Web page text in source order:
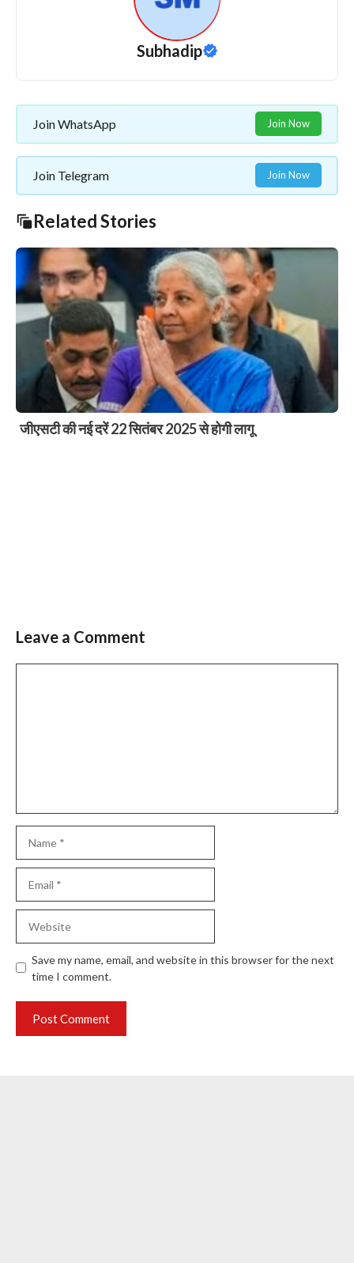
Subhadip
Join WhatsApp Join Now
Join Telegram Join Now
Related Stories
Slide 3 of 6
Leave a Comment
Save my name, email, and website in this browser for the next
time I comment.